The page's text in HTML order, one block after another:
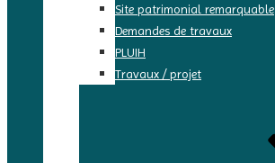
Site patrimonial remarquable
Demandes de travaux
PLUIH
Travaux / projet